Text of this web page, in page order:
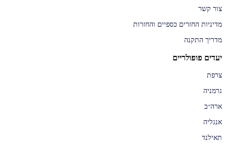
צור קשר
מדיניות החזרים כספיים והחזרות
מדריך התקנה
יעדים פופולריים
צרפת
גרמניה
ארה״ב
אנגליה
תאילנד